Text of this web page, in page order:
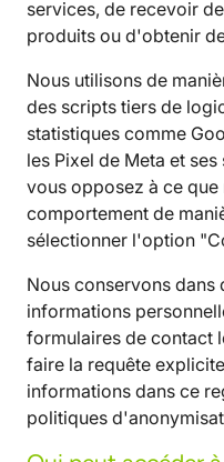
services, de recevoir
produits ou d'obtenir
Nous utilisons de
des scripts tiers de
statistiques comme
les Pixel de Meta et
vous opposez à ce
comportement de
sélectionner l'option
Nous conservons
informations
formulaires de contact
faire la requête
informations dans ce
politiques